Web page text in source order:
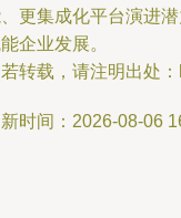
更集成化平台演进
企业发展。
转载，请注明出处
时间：2026-08-06